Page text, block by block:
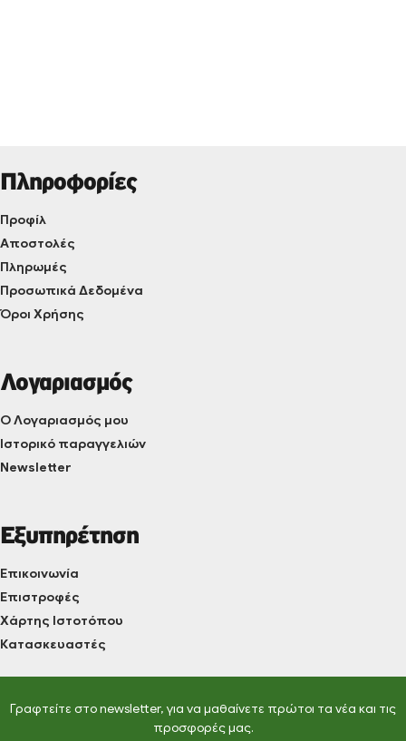
Πληροφορίες
Προφίλ
Αποστολές
Πληρωμές
Προσωπικά Δεδομένα
Όροι Χρήσης
Λογαριασμός
Ο Λογαριασμός μου
Ιστορικό παραγγελιών
Newsletter
Εξυπηρέτηση
Επικοινωνία
Επιστροφές
Χάρτης Ιστοτόπου
Κατασκευαστές
Γραφτείτε στο newsletter, για να μαθαίνετε πρώτοι τα νέα και τις
προσφορές μας.